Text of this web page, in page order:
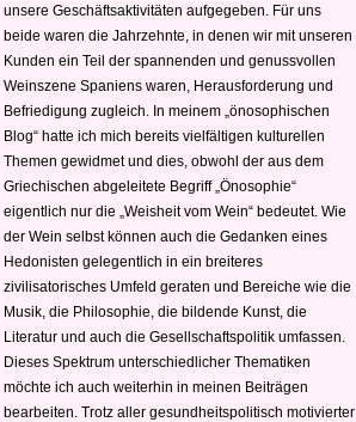
unsere Geschäftsaktivitäten aufgegeben. Für uns
beide waren die Jahrzehnte, in denen wir mit unseren
Kunden ein Teil der spannenden und genussvollen
Weinszene Spaniens waren, Herausforderung und
Befriedigung zugleich. In meinem „önosophischen
Blog“ hatte ich mich bereits vielfältigen kulturellen
Themen gewidmet und dies, obwohl der aus dem
Griechischen abgeleitete Begriff „Önosophie“
eigentlich nur die „Weisheit vom Wein“ bedeutet. Wie
der Wein selbst können auch die Gedanken eines
Hedonisten gelegentlich in ein breiteres
zivilisatorisches Umfeld geraten und Bereiche wie die
Musik, die Philosophie, die bildende Kunst, die
Literatur und auch die Gesellschaftspolitik umfassen.
Dieses Spektrum unterschiedlicher Thematiken
möchte ich auch weiterhin in meinen Beiträgen
bearbeiten. Trotz aller gesundheitspolitisch motivierter